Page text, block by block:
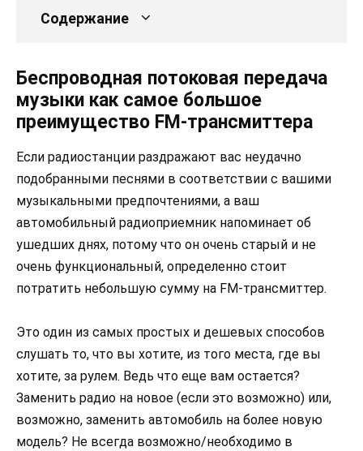
Содержание
Беспроводная потоковая передача
музыки как самое большое
преимущество FM-трансмиттера
Если радиостанции раздражают вас неудачно
подобранными песнями в соответствии с вашими
музыкальными предпочтениями, а ваш
автомобильный радиоприемник напоминает об
ушедших днях, потому что он очень старый и не
очень функциональный, определенно стоит
потратить небольшую сумму на FM-трансмиттер.
Это один из самых простых и дешевых способов
слушать то, что вы хотите, из того места, где вы
хотите, за рулем. Ведь что еще вам остается?
Заменить радио на новое (если это возможно) или,
возможно, заменить автомобиль на более новую
модель? Не всегда возможно/необходимо в